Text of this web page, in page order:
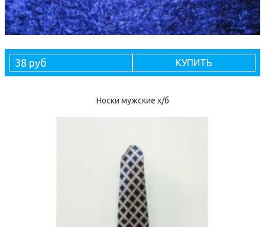
38 руб КУПИТЬ
Носки мужские х/б